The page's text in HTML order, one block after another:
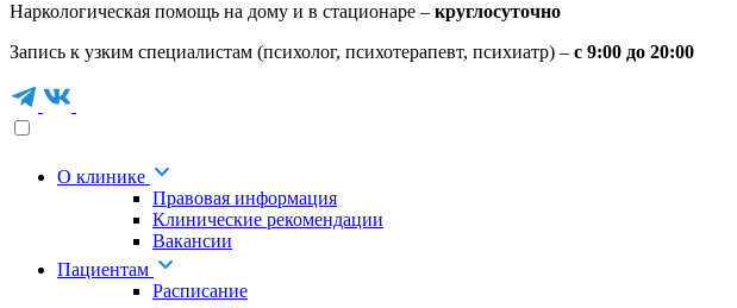
Наркологическая помощь на дому и в стационаре – круглосуточно
Запись к узким специалистам (психолог, психотерапевт, психиатр) – с 9:00 до 20:00
О клинике
Правовая информация
Клинические рекомендации
Вакансии
Пациентам
Расписание